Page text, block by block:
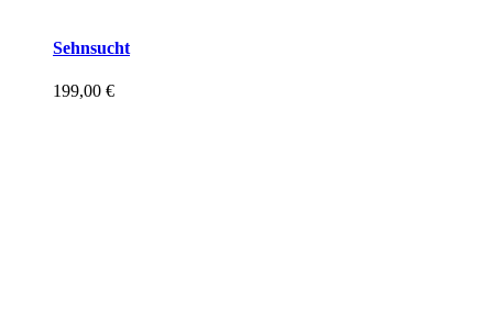
Sehnsucht
199,00 €